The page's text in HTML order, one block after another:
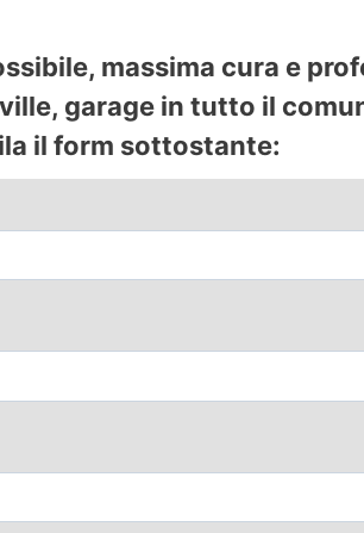
massima cura e
garage in tutto il
il form sottostante: